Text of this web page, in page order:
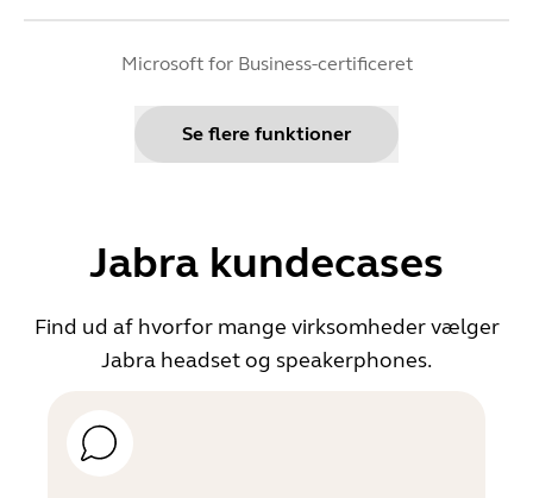
Microsoft for Business-certificeret
150 m
Se flere funktioner
Jabra kundecases
Find ud af hvorfor mange virksomheder vælger
Jabra headset og speakerphones.